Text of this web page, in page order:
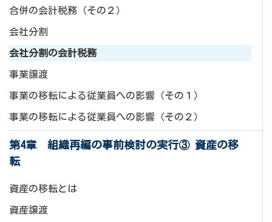
合併の会計税務（その２）
会社分割
会社分割の会計税務
事業譲渡
事業の移転による従業員への影響（その１）
事業の移転による従業員への影響（その２）
第4章 組織再編の事前検討の実行③ 資産の移
転
資産の移転とは
資産譲渡